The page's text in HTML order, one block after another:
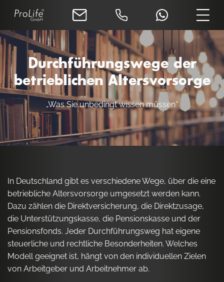
Durchführungswege der
betrieblichen Altersvorsorge
„Was Sie unbedingt wissen müssen“
In Deutschland gibt es verschiedene Wege, über die eine
betriebliche Altersvorsorge umgesetzt werden kann.
Dazu zählen die Direktversicherung, die Direktzusage,
die Unterstützungskasse, die Pensionskasse und der
Pensionsfonds. Jeder Durchführungsweg hat eigene
steuerliche und rechtliche Besonderheiten. Welches
Modell geeignet ist, hängt von den individuellen Zielen
von Arbeitgeber und Arbeitnehmer ab.